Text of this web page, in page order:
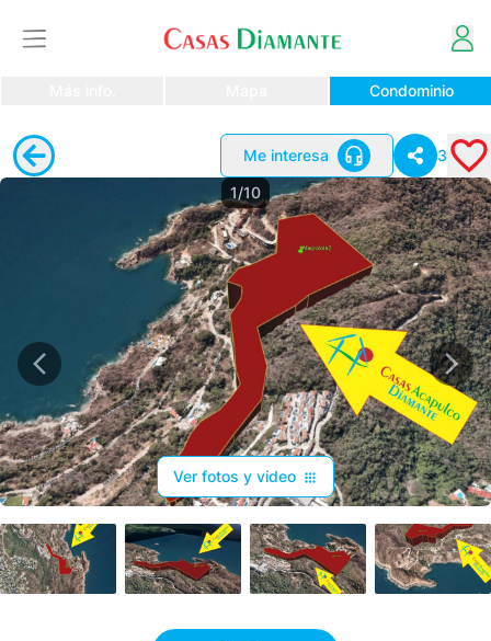
Condominio
Me interesa
3
1/10
Ver fotos y video